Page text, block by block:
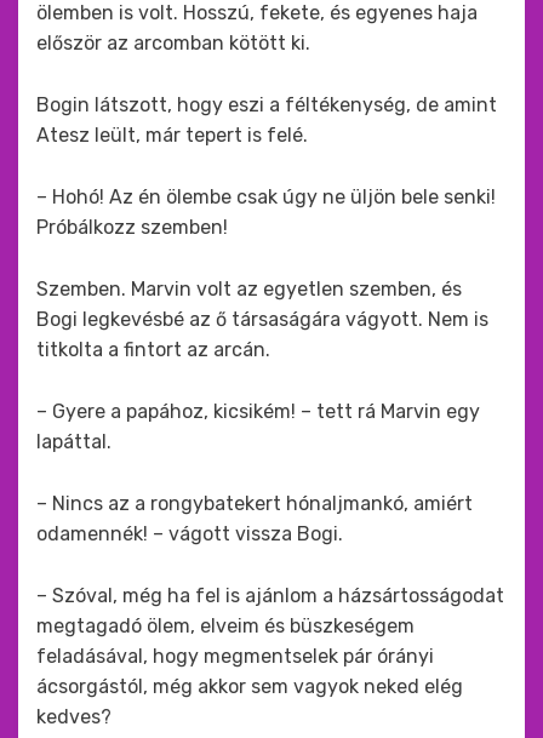
ölemben is volt. Hosszú, fekete, és egyenes haja
először az arcomban kötött ki.
Bogin látszott, hogy eszi a féltékenység, de amint
Atesz leült, már tepert is felé.
– Hohó! Az én ölembe csak úgy ne üljön bele senki!
Próbálkozz szemben!
Szemben. Marvin volt az egyetlen szemben, és
Bogi legkevésbé az ő társaságára vágyott. Nem is
titkolta a fintort az arcán.
– Gyere a papához, kicsikém! – tett rá Marvin egy
lapáttal.
– Nincs az a rongybatekert hónaljmankó, amiért
odamennék! – vágott vissza Bogi.
– Szóval, még ha fel is ajánlom a házsártosságodat
megtagadó ölem, elveim és büszkeségem
feladásával, hogy megmentselek pár órányi
ácsorgástól, még akkor sem vagyok neked elég
kedves?